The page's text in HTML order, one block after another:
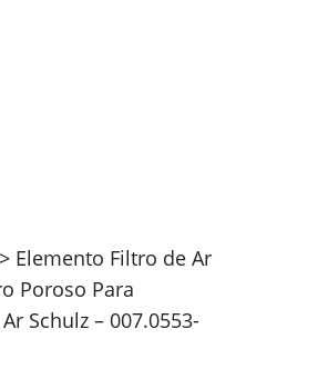
> Elemento Filtro de Ar
Poroso Para
Schulz – 007.0553-